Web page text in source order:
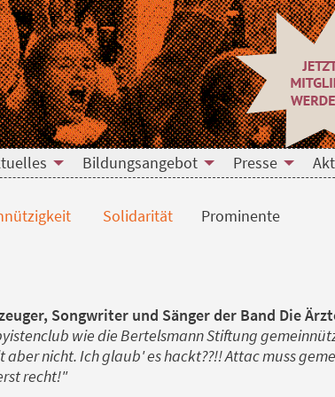
Bildungsangebot Presse
Solidarität Prominente
Songwriter und Sänger der Band Die
wie die Bertelsmann Stiftung
aber nicht. Ich glaub' es hackt??!! Attac muss
recht!"